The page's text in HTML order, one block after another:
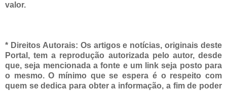
valor.
* Direitos Autorais: Os artigos e notícias, originais deste
Portal, tem a reprodução autorizada pelo autor, desde
que, seja mencionada a fonte e um link seja posto para
o mesmo. O mínimo que se espera é o respeito com
quem se dedica para obter a informação, a fim de poder